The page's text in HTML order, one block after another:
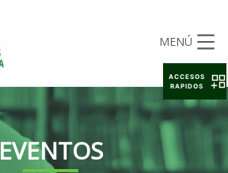
MENÚ
EVENTOS
ACCESOS
RAPIDOS